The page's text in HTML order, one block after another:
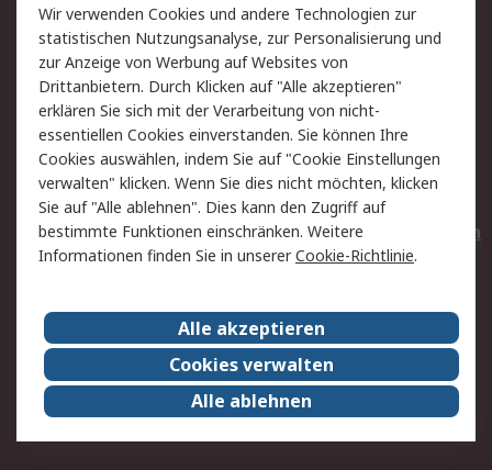
Rücksendungen
Kontakt
Hilfe
Privatkunden
Rechtliches
AGB
Datenschutz
Cookie-Richtlinie
Zahlungsbedingungen
Copyright/Impressum
Entsorgung
Elektrogeräte/Batterien
RS weltweit
Karriere bei RS
Nachhaltigkeit
Qualität/Umwelt/ZertifikatePresse-Center
Event-Center
Wir verwenden Cookies und andere Technologien zur
statistischen Nutzungsanalyse, zur Personalisierung und
zur Anzeige von Werbung auf Websites von
Drittanbietern. Durch Klicken auf "Alle akzeptieren"
erklären Sie sich mit der Verarbeitung von nicht-
essentiellen Cookies einverstanden. Sie können Ihre
Cookies auswählen, indem Sie auf "Cookie Einstellungen
verwalten" klicken. Wenn Sie dies nicht möchten, klicken
Sie auf "Alle ablehnen". Dies kann den Zugriff auf
bestimmte Funktionen einschränken. Weitere
Informationen finden Sie in unsererCookie-Richtlinie.
Alle akzeptieren
Cookies verwalten
Alle ablehnen